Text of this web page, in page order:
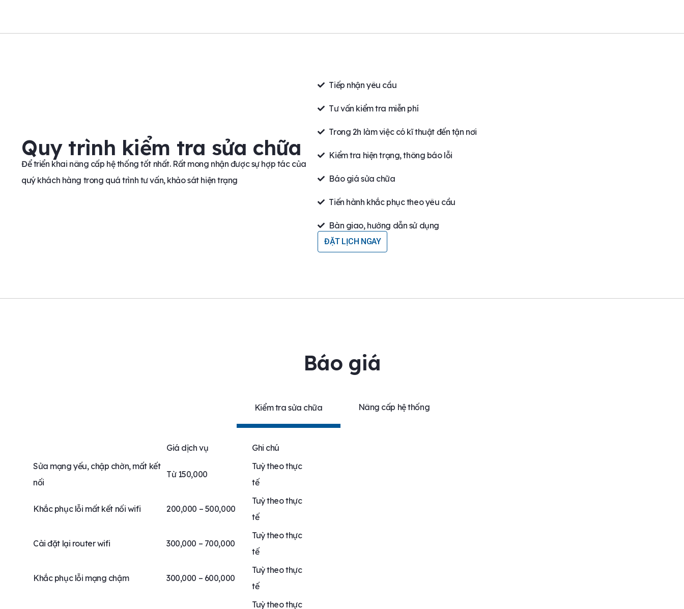
Quy trình kiểm tra sửa chữa
Để triển khai nâng cấp hệ thống tốt nhất. Rất mong nhận được sự hợp tác của
quý khách hàng trong quá trình tư vấn, khảo sát hiện trạng
Tiếp nhận yêu cầu
Tư vấn kiểm tra miễn phí
Trong 2h làm việc có kĩ thuật đến tận nơi
Kiểm tra hiện trạng, thông báo lỗi
Báo giá sửa chữa
Tiến hành khắc phục theo yêu cầu
Bàn giao, hướng dẫn sử dụng
ĐẶT LỊCH NGAY
Báo giá
Kiểm tra sửa chữa Nâng cấp hệ thống
Giá dịch vụ
Ghi chú
Sửa mạng yếu, chập chờn, mất kết
nối
Từ 150,000
Tuỳ theo thực
tế
Khắc phục lỗi mất kết nối wifi 200,000 – 500,000
Tuỳ theo thực
tế
Cài đặt lại router wifi 300,000 – 700,000
Tuỳ theo thực
tế
Khắc phục lỗi mạng chậm 300,000 – 600,000
Tuỳ theo thực
tế
Tuỳ theo thực